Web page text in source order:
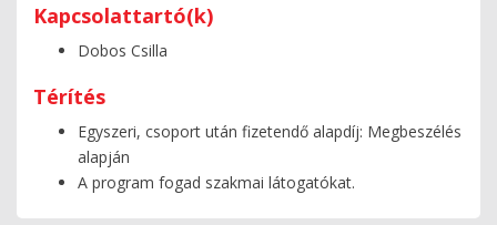
Kapcsolattartó(k)
Dobos Csilla
Térítés
Egyszeri, csoport után fizetendő alapdíj: Megbeszélés
alapján
A program fogad szakmai látogatókat.